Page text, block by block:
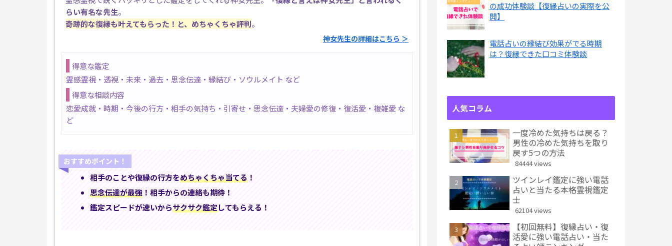
らい有名な先生。
奇跡的な復縁も叶えてもらった！と、めちゃくちゃ評判。
神女先生の詳細はこちら ＞
得意な鑑定
霊感霊視・透視・未来・過去・思念伝達・縁結び・ソウルメイト など
得意な相談内容
恋愛成就・時期・今後の行方・相手の気持ち・引寄せ・思念伝達・夫婦愛の修復・復活愛・複雑愛 な
ど
おすすめポイント！
相手のことや復縁の行方をめちゃくちゃ当てる ！
思念伝達が最強 ！相手からの連絡も期待！
鑑定スピードが速いからサクサク鑑定してもらえる！
の成功体験談【復縁占いの実際を公
開】
電話占いの縁結び効果がでる時期
は？復縁できた口コミ体験談
人気コラム
一度冷めた気持ちは戻る？
男性の冷めた気持ちを取り
戻す5つの方法
84444 views
ツインレイ鑑定に強い電話
占いと当たる本格霊視鑑定
士
62104 views
【初回無料】復縁占い・復
活愛に強い電話占い・当た